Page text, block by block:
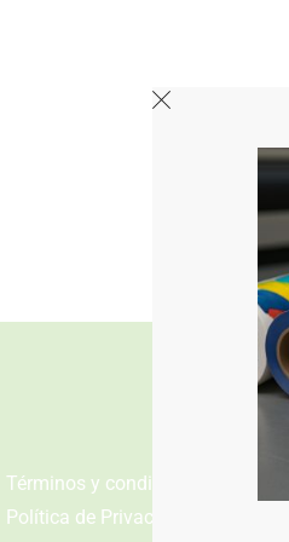
Términos y condiciones
Política de Privacidad